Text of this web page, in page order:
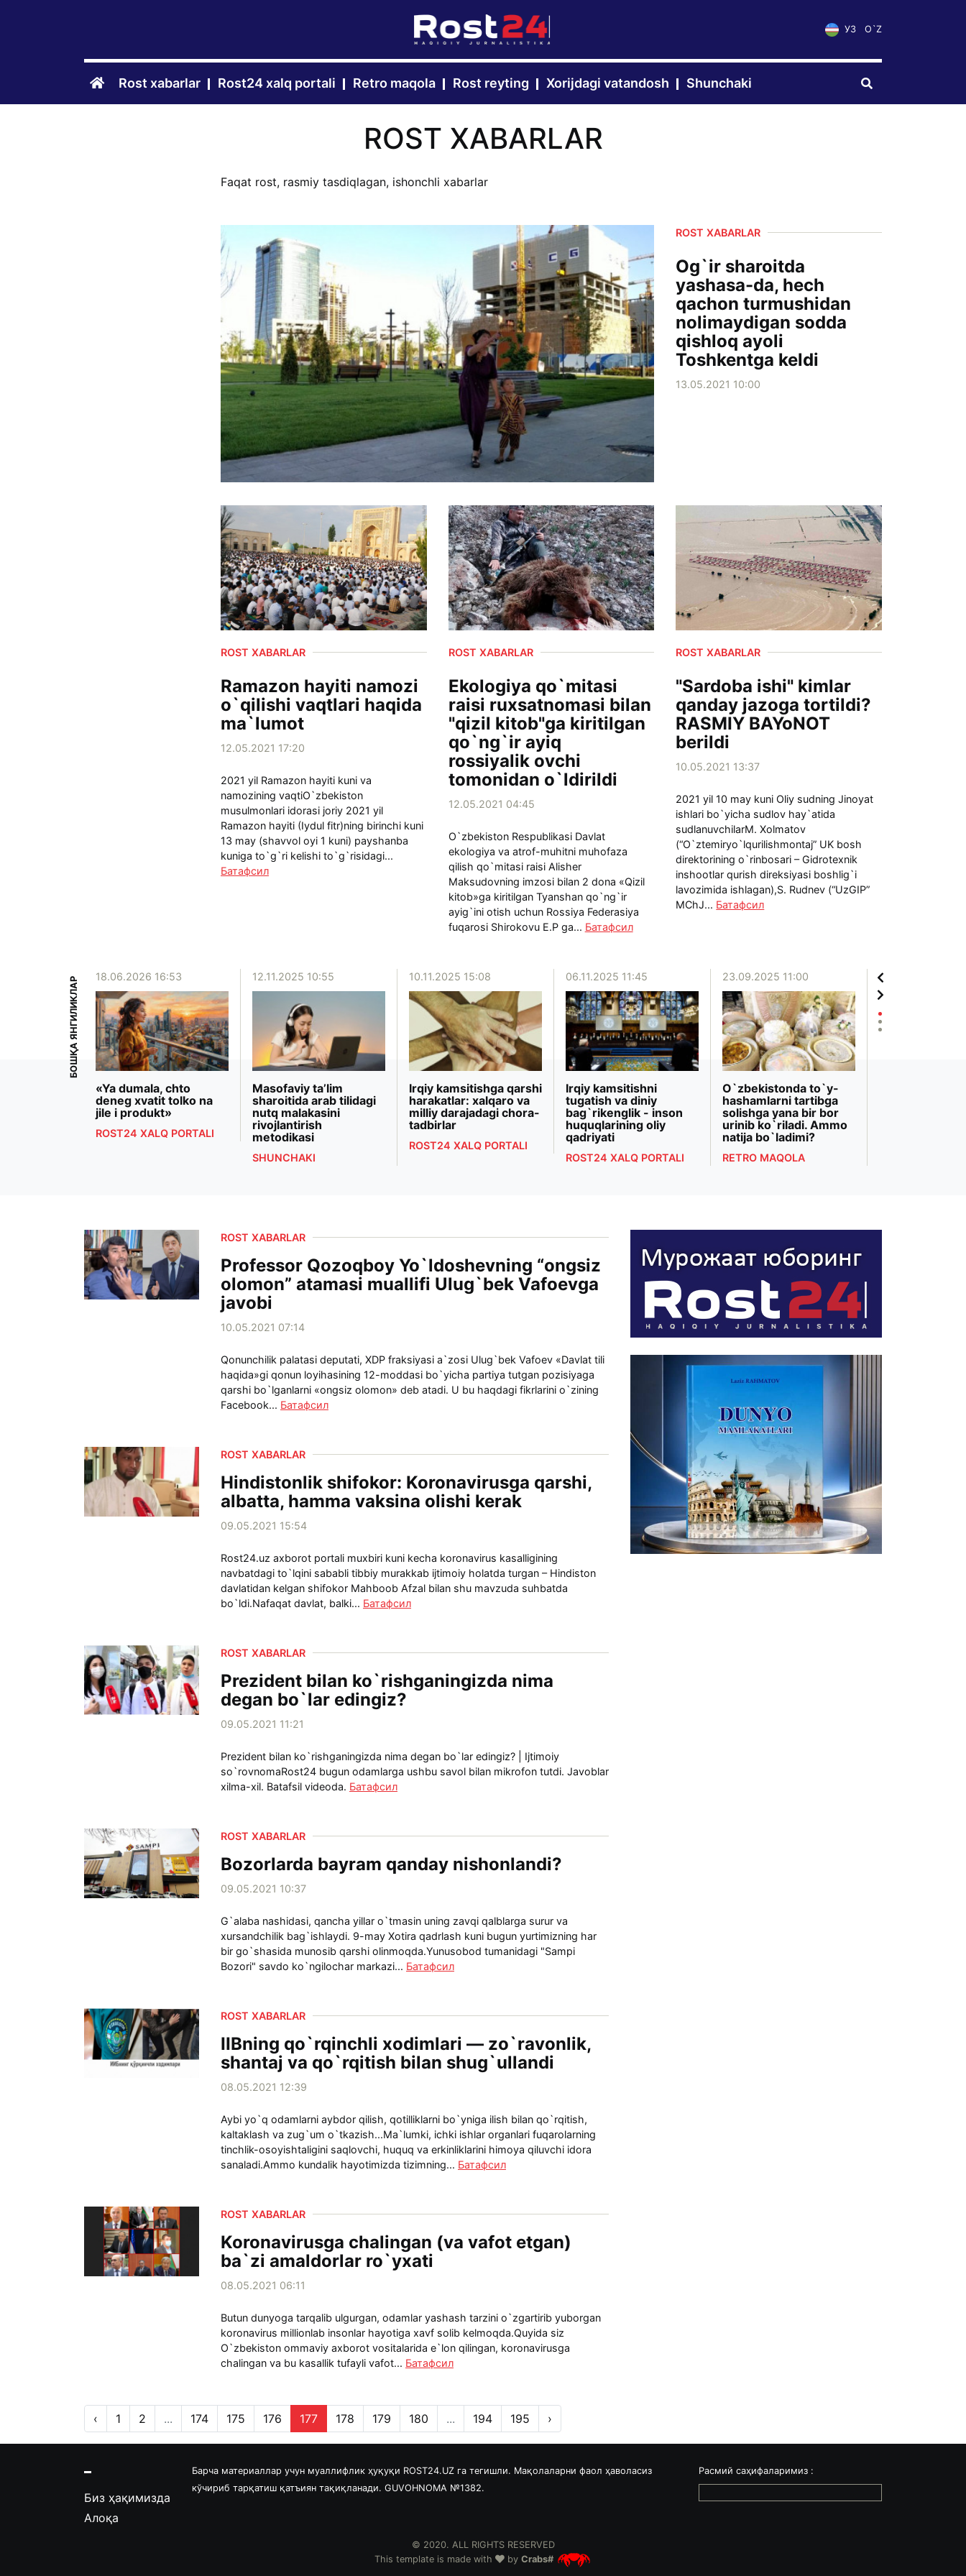
УЗ O`Z
Rost xabarlar Rost24 xalq portali Retro maqola Rost reyting Xorijdagi vatandosh Shunchaki
ROST XABARLAR
Faqat rost, rasmiy tasdiqlagan, ishonchli xabarlar
ROST XABARLAR
Og`ir sharoitda
yashasa-da, hech
qachon turmushidan
nolimaydigan sodda
qishloq ayoli
Toshkentga keldi
13.05.2021 10:00
ROST XABARLAR
Ramazon hayiti namozi
o`qilishi vaqtlari haqida
ma`lumot
12.05.2021 17:20
2021 yil Ramazon hayiti kuni va
namozining vaqtiO`zbekiston
musulmonlari idorasi joriy 2021 yil
Ramazon hayiti (Iydul fitr)ning birinchi kuni
13 may (shavvol oyi 1 kuni) payshanba
kuniga to`g`ri kelishi to`g`risidagi...
Батафсил
ROST XABARLAR
Ekologiya qo`mitasi
raisi ruxsatnomasi bilan
"qizil kitob"ga kiritilgan
qo`ng`ir ayiq
rossiyalik ovchi
tomonidan o`ldirildi
12.05.2021 04:45
O`zbekiston Respublikasi Davlat
ekologiya va atrof-muhitni muhofaza
qilish qo`mitasi raisi Alisher
Maksudovning imzosi bilan 2 dona «Qizil
kitob»ga kiritilgan Tyanshan qo`ng`ir
ayig`ini otish uchun Rossiya Federasiya
fuqarosi Shirokovu E.P ga... Батафсил
ROST XABARLAR
"Sardoba ishi" kimlar
qanday jazoga tortildi?
RASMIY BAYoNOT
berildi
10.05.2021 13:37
2021 yil 10 may kuni Oliy sudning Jinoyat
ishlari bo`yicha sudlov hay`atida
sudlanuvchilarM. Xolmatov
(“O`ztemiryo`lqurilishmontaj” UK bosh
direktorining o`rinbosari – Gidrotexnik
inshootlar qurish direksiyasi boshlig`i
lavozimida ishlagan),S. Rudnev (“UzGIP”
MChJ... Батафсил
БОШҚА ЯНГИЛИКЛАР 18.06.2026 16:53
«Ya dumala, chto
deneg xvatit tolko na
jile i produkt»
ROST24 XALQ PORTALI
12.11.2025 10:55
Masofaviy ta’lim
sharoitida arab tilidagi
nutq malakasini
rivojlantirish
metodikasi
SHUNCHAKI
10.11.2025 15:08
Irqiy kamsitishga qarshi
harakatlar: xalqaro va
milliy darajadagi chora-
tadbirlar
ROST24 XALQ PORTALI
06.11.2025 11:45
Irqiy kamsitishni
tugatish va diniy
bag`rikenglik - inson
huquqlarining oliy
qadriyati
ROST24 XALQ PORTALI
23.09.2025 11:00
O`zbekistonda to`y-
hashamlarni tartibga
solishga yana bir bor
urinib ko`riladi. Ammo
natija bo`ladimi?
RETRO MAQOLA
03.09.2025 17:48
ROST XABARLAR
Professor Qozoqboy Yo`ldoshevning “ongsiz
olomon” atamasi muallifi Ulug`bek Vafoevga
javobi
10.05.2021 07:14
Qonunchilik palatasi deputati, XDP fraksiyasi a`zosi Ulug`bek Vafoev «Davlat tili
haqida»gi qonun loyihasining 12-moddasi bo`yicha partiya tutgan pozisiyaga
qarshi bo`lganlarni «ongsiz olomon» deb atadi. U bu haqdagi fikrlarini o`zining
Facebook... Батафсил
ROST XABARLAR
Hindistonlik shifokor: Koronavirusga qarshi,
albatta, hamma vaksina olishi kerak
09.05.2021 15:54
Rost24.uz axborot portali muxbiri kuni kecha koronavirus kasalligining
navbatdagi to`lqini sababli tibbiy murakkab ijtimoiy holatda turgan – Hindiston
davlatidan kelgan shifokor Mahboob Afzal bilan shu mavzuda suhbatda
bo`ldi.Nafaqat davlat, balki... Батафсил
ROST XABARLAR
Prezident bilan ko`rishganingizda nima
degan bo`lar edingiz?
09.05.2021 11:21
Prezident bilan ko`rishganingizda nima degan bo`lar edingiz? | Ijtimoiy
so`rovnomaRost24 bugun odamlarga ushbu savol bilan mikrofon tutdi. Javoblar
xilma-xil. Batafsil videoda. Батафсил
ROST XABARLAR
Bozorlarda bayram qanday nishonlandi?
09.05.2021 10:37
G`alaba nashidasi, qancha yillar o`tmasin uning zavqi qalblarga surur va
xursandchilik bag`ishlaydi. 9-may Xotira qadrlash kuni bugun yurtimizning har
bir go`shasida munosib qarshi olinmoqda.Yunusobod tumanidagi "Sampi
Bozori" savdo ko`ngilochar markazi... Батафсил
ROST XABARLAR
IIBning qo`rqinchli xodimlari — zo`ravonlik,
shantaj va qo`rqitish bilan shug`ullandi
08.05.2021 12:39
Aybi yo`q odamlarni aybdor qilish, qotilliklarni bo`yniga ilish bilan qo`rqitish,
kaltaklash va zug`um o`tkazish...Ma`lumki, ichki ishlar organlari fuqarolarning
tinchlik-osoyishtaligini saqlovchi, huquq va erkinliklarini himoya qiluvchi idora
sanaladi.Ammo kundalik hayotimizda tizimning... Батафсил
ROST XABARLAR
Koronavirusga chalingan (va vafot etgan)
ba`zi amaldorlar ro`yxati
08.05.2021 06:11
Butun dunyoga tarqalib ulgurgan, odamlar yashash tarzini o`zgartirib yuborgan
koronavirus millionlab insonlar hayotiga xavf solib kelmoqda.Quyida siz
O`zbekiston ommaviy axborot vositalarida e`lon qilingan, koronavirusga
chalingan va bu kasallik tufayli vafot... Батафсил
‹ 1 2 ... 174 175 176 177 178 179 180 ... 194 195 ›
Биз ҳақимизда
Алоқа
Барча материаллар учун муаллифлик ҳуқуқи ROST24.UZ га тегишли. Мақолаларни фаол ҳаволасиз
кўчириб тарқатиш қатъиян тақиқланади. GUVOHNOMA №1382.
Расмий саҳифаларимиз :
© 2020. ALL RIGHTS RESERVED
This template is made with
by Crabs#